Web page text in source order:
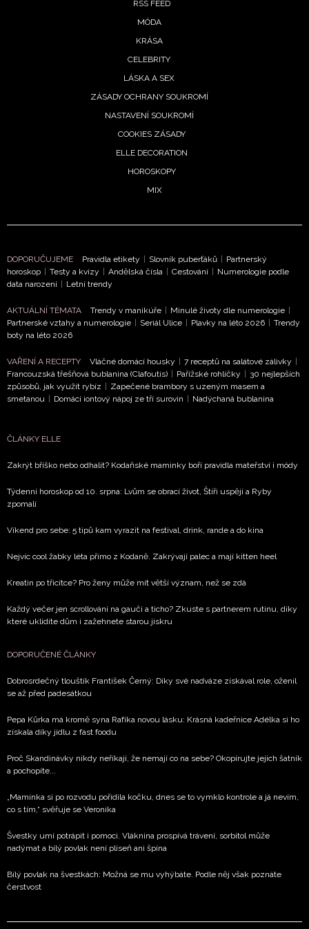
Vašimi údaji pracovat zejména k organizaci a
vyhodnocení akce a zasílání novinek.
informace od našich partnerů? Pokud souhlasíte se
zpracováním údajů k tomuto účelu podle
soukromí BurdaMedia Extra s.r.o.
, zaškrtněte toto pole.
RSS FEED
MÓDA
KRÁSA
CELEBRITY
LÁSKA A SEX
ZÁSADY OCHRANY SOUKROMÍ
NASTAVENÍ SOUKROMÍ
COOKIES ZÁSADY
ELLE DECORATION
HOROSKOPY
MIX
DOPORUČUJEME Pravidla etikety | Slovník puberťáků | Partnerský
horoskop | Testy a kvízy | Andělská čísla | Cestování | Numerologie podle
data narození | Letní trendy
AKTUÁLNÍ TÉMATA Trendy v manikúře | Minulé životy dle numerologie |
Partnerské vztahy a numerologie | Seriál Ulice | Plavky na léto 2026 | Trendy
boty na léto 2026
VAŘENÍ A RECEPTY Vláčné domácí housky | 7 receptů na salátové zálivky |
Francouzská třešňová bublanina (Clafoutis) | Pařížské rohlíčky | 30 nejlepších
způsobů, jak využít rybíz | Zapečené brambory s uzeným masem a
smetanou | Domácí iontový nápoj ze tří surovin | Nadýchaná bublanina
ČLÁNKY ELLE
Zakrýt bříško nebo odhalit? Kodaňské maminky boří pravidla mateřství i módy
Týdenní horoskop od 10. srpna: Lvům se obrací život, Štíři uspějí a Ryby
zpomalí
Víkend pro sebe: 5 tipů kam vyrazit na festival, drink, rande a do kina
Nejvíc cool žabky léta přímo z Kodaně. Zakrývají palec a mají kitten heel
Kreatin po třicítce? Pro ženy může mít větší význam, než se zdá
Každý večer jen scrollování na gauči a ticho? Zkuste s partnerem rutinu, díky
které uklidíte dům i zažehnete starou jiskru
DOPORUČENÉ ČLÁNKY
Dobrosrdečný tlouštík František Černý: Díky své nadváze získával role, oženil
se až před padesátkou
Pepa Kůrka má kromě syna Rafíka novou lásku: Krásná kadeřnice Adélka si ho
získala díky jídlu z fast foodu
Proč Skandinávky nikdy neříkají, že nemají co na sebe? Okopírujte jejich šatník
a pochopíte...
„Maminka si po rozvodu pořídila kočku, dnes se to vymklo kontrole a já nevím,
co s tím,“ svěřuje se Veronika
Švestky umí potrápit i pomoci. Vláknina prospívá trávení, sorbitol může
nadýmat a bílý povlak není plíseň ani špína
Bílý povlak na švestkách: Možná se mu vyhýbáte. Podle něj však poznáte
čerstvost